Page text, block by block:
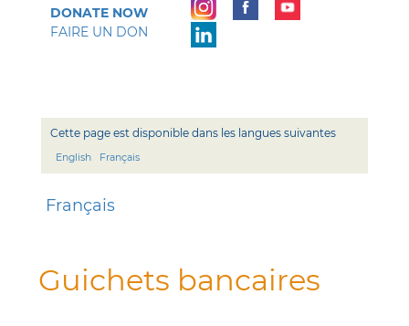
DONATE NOW
FAIRE UN DON
Cette page est disponible dans les langues suivantes
English Français
Français
Guichets bancaires